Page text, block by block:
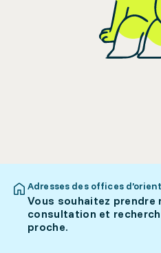
Adresses des offices
Vous souhaitez prendre
consultation et
proche.